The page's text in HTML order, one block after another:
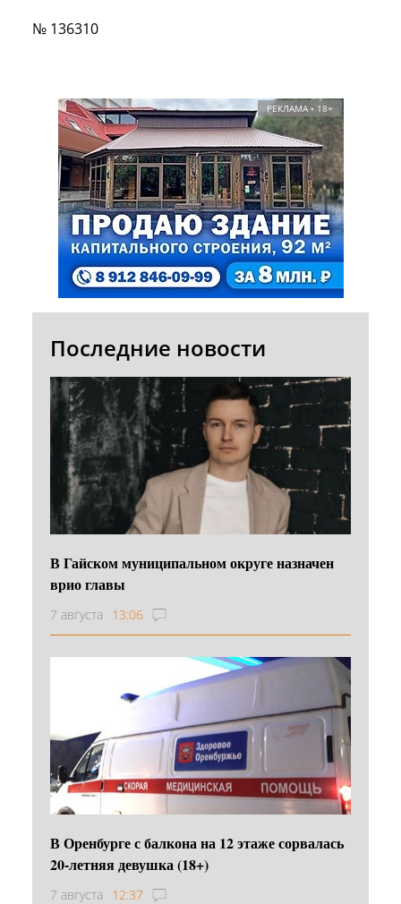
№ 136310
РЕКЛАМА • 18+
Последние новости
В Гайском муниципальном округе назначен
врио главы
7 августа 13:06
В Оренбурге с балкона на 12 этаже сорвалась
20-летняя девушка (18+)
7 августа 12:37